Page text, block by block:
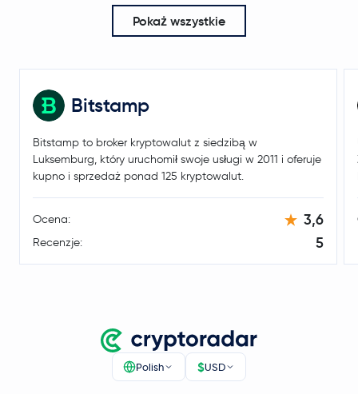
Pokaż wszystkie
Bitstamp
Bitstamp to broker kryptowalut z siedzibą w
Luksemburg, który uruchomił swoje usługi w 2011 i oferuje
kupno i sprzedaż ponad 125 kryptowalut.
Ocena: 3,6
Recenzje: 5
Polish $USD